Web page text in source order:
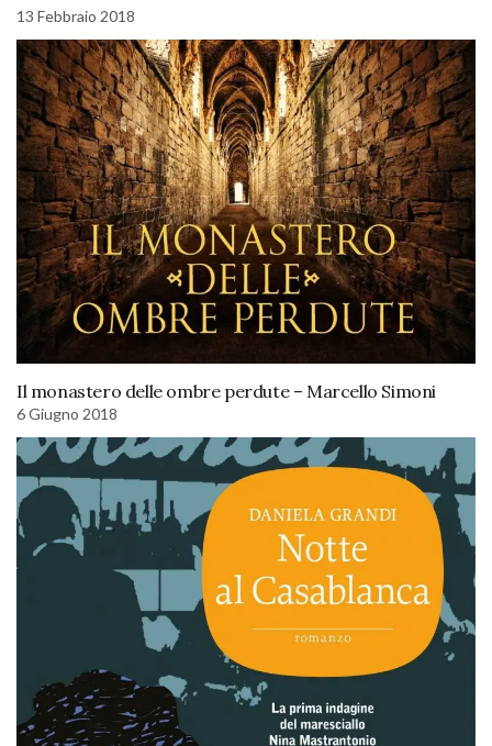
13 Febbraio 2018
Il monastero delle ombre perdute – Marcello Simoni
6 Giugno 2018